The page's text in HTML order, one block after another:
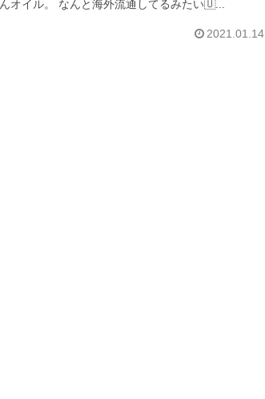
オイル。 なんと海外流通してるみたい🇺...
2021.01.14